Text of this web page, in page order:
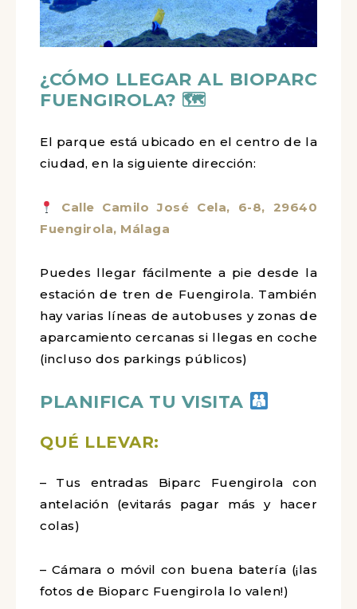
¿CÓMO LLEGAR AL BIOPARC
FUENGIROLA? 🗺
El parque está ubicado en el centro de la
ciudad, en la siguiente dirección:
Calle Camilo José Cela, 6-8, 29640
Fuengirola, Málaga
Puedes llegar fácilmente a pie desde la
estación de tren de Fuengirola. También
hay varias líneas de autobuses y zonas de
aparcamiento cercanas si llegas en coche
(incluso dos parkings públicos)
PLANIFICA TU VISITA
QUÉ LLEVAR:
– Tus entradas Biparc Fuengirola con
antelación (evitarás pagar más y hacer
colas)
– Cámara o móvil con buena batería (¡las
fotos de Bioparc Fuengirola lo valen!)